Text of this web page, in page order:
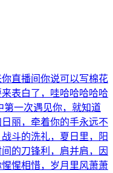
直播间你说可以写棉花
表白了，哇哈哈哈哈哈
第一次遇见你，就知道
丽，牵着你的手永远不
斗的洗礼，夏日里，阳
的刀锋利，肩并肩，因
惺相惜，岁月里风萧萧